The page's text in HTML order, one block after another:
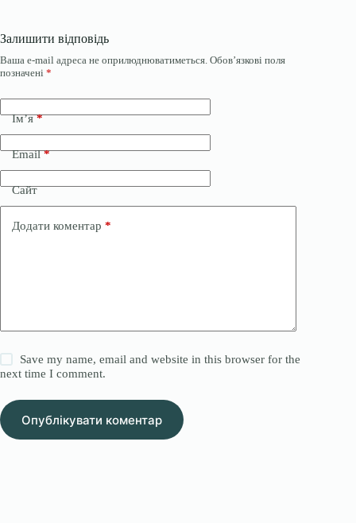
Залишити відповідь
Ваша e-mail адреса не оприлюднюватиметься. Обов’язкові поля
позначені *
Ім’я*
Email*
Сайт
Додати коментар *
Save my name, email and website in this browser for the
next time I comment.
Опублікувати коментар